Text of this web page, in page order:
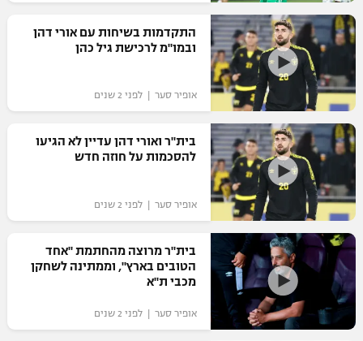
רשיון להקרנה פומבית לבית עסק
הצטרפות לחבילת הערוצים
לוח דרושים – ג'ובנט
תגיות
המגזין
התקדמות בשיחות עם אורי דהן
ובמו"מ לרכישת גיל כהן
אופיר סער | לפני 2 שנים
בית"ר ואורי דהן עדיין לא הגיעו
להסכמות על חוזה חדש
אופיר סער | לפני 2 שנים
בית"ר מרוצה מהחתמת "אחד
הטובים בארץ", וממתינה לשחקן
מכבי ת"א
אופיר סער | לפני 2 שנים